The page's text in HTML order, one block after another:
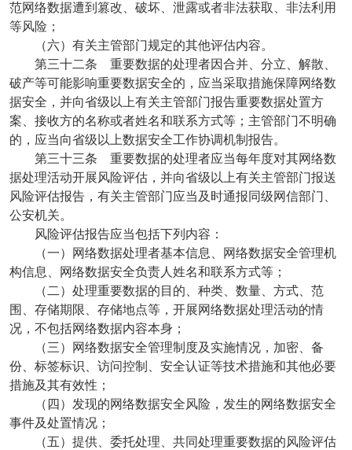
范网络数据遭到篡改、破坏、泄露或者非法获取、非法利用
等风险；
（六）有关主管部门规定的其他评估内容。
第三十二条 重要数据的处理者因合并、分立、解散、
破产等可能影响重要数据安全的，应当采取措施保障网络数
据安全，并向省级以上有关主管部门报告重要数据处置方
案、接收方的名称或者姓名和联系方式等；主管部门不明确
的，应当向省级以上数据安全工作协调机制报告。
第三十三条 重要数据的处理者应当每年度对其网络数
据处理活动开展风险评估，并向省级以上有关主管部门报送
风险评估报告，有关主管部门应当及时通报同级网信部门、
公安机关。
风险评估报告应当包括下列内容：
（一）网络数据处理者基本信息、网络数据安全管理机
构信息、网络数据安全负责人姓名和联系方式等；
（二）处理重要数据的目的、种类、数量、方式、范
围、存储期限、存储地点等，开展网络数据处理活动的情
况，不包括网络数据内容本身；
（三）网络数据安全管理制度及实施情况，加密、备
份、标签标识、访问控制、安全认证等技术措施和其他必要
措施及其有效性；
（四）发现的网络数据安全风险，发生的网络数据安全
事件及处置情况；
（五）提供、委托处理、共同处理重要数据的风险评估